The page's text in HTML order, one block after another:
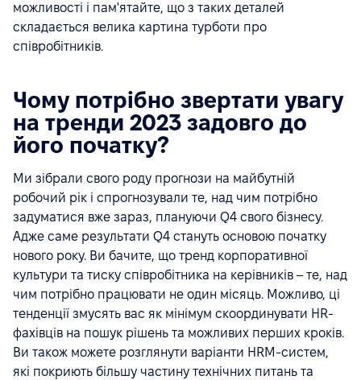
можливості і пам'ятайте, що з таких деталей
складається велика картина турботи про
співробітників.
Чому потрібно звертати увагу
на тренди 2023 задовго до
його початку?
Ми зібрали свого роду прогнози на майбутній
робочий рік і спрогнозували те, над чим потрібно
задуматися вже зараз, плануючи Q4 свого бізнесу.
Адже саме результати Q4 стануть основою початку
нового року. Ви бачите, що тренд корпоративної
культури та тиску співробітника на керівників – те, над
чим потрібно працювати не один місяць. Можливо, ці
тенденції змусять вас як мінімум скоординувати HR-
фахівців на пошук рішень та можливих перших кроків.
Ви також можете розглянути варіанти HRM-систем,
які покриють більшу частину технічних питань та